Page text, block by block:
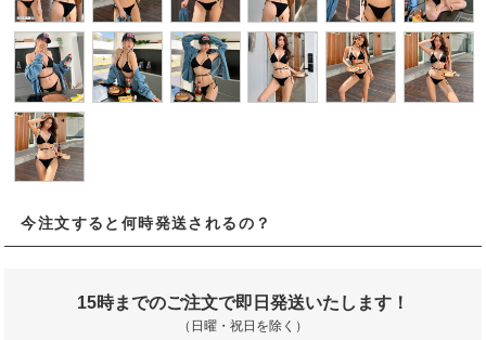
今注文すると何時発送されるの？
15時までのご注文で即日発送いたします！
（日曜・祝日を除く）